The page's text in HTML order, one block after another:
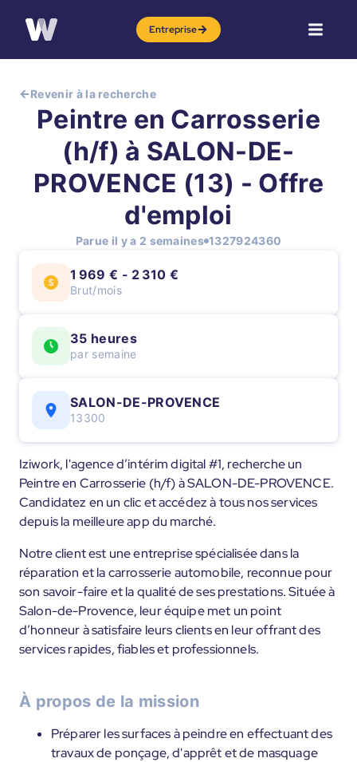
Entreprise
Revenir à la recherche
Peintre en Carrosserie
(h/f) à SALON-DE-
PROVENCE (13) - Offre
d'emploi
Parue il y a 2 semaines 1327924360
1 969 € - 2 310 €
Brut/mois
35 heures
par semaine
SALON-DE-PROVENCE
13300
Iziwork, l'agence d’intérim digital #1, recherche un
Peintre en Carrosserie (h/f) à SALON-DE-PROVENCE.
Candidatez en un clic et accédez à tous nos services
depuis la meilleure app du marché.
Notre client est une entreprise spécialisée dans la
réparation et la carrosserie automobile, reconnue pour
son savoir-faire et la qualité de ses prestations. Située à
Salon-de-Provence, leur équipe met un point
d’honneur à satisfaire leurs clients en leur offrant des
services rapides, fiables et professionnels.
À propos de la mission
Préparer les surfaces à peindre en effectuant des
travaux de ponçage, d'apprêt et de masquage